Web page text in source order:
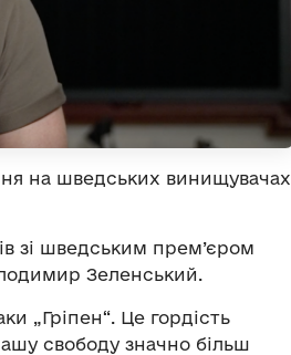
на шведських винищувачах
зі шведським прем’єром
Зеленський.
„Гріпен“. Це гордість
свободу значно більш